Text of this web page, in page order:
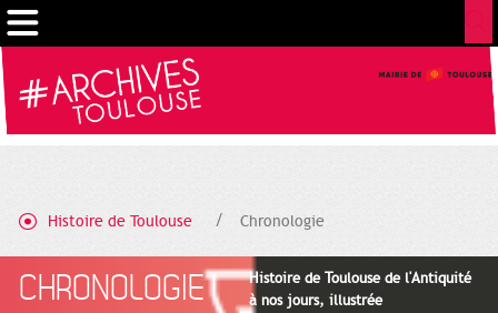
Histoire de Toulouse Chronologie
CHRONOLOGIE
Histoire de Toulouse de l'Antiquité
à nos jours, illustrée
Cookies management panel